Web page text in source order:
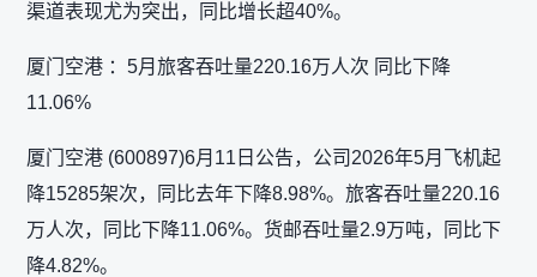
渠道表现尤为突出，同比增长超40%。
厦门空港 ：5月旅客吞吐量220.16万人次 同比下降
11.06%
厦门空港 (600897)6月11日公告，公司2026年5月飞机起
降15285架次，同比去年下降8.98%。旅客吞吐量220.16
万人次，同比下降11.06%。货邮吞吐量2.9万吨，同比下
降4.82%。